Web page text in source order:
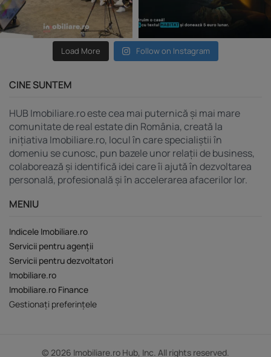
Load More Follow on Instagram
CINE SUNTEM
HUB Imobiliare.ro este cea mai puternică și mai mare
comunitate de real estate din România, creată la
inițiativa Imobiliare.ro, locul în care specialiștii în
domeniu se cunosc, pun bazele unor relații de business,
colaborează și identifică idei care îi ajută în dezvoltarea
personală, profesională și în accelerarea afacerilor lor.
MENIU
Indicele Imobiliare.ro
Servicii pentru agenții
Servicii pentru dezvoltatori
Imobiliare.ro
Imobiliare.ro Finance
Gestionați preferințele
© 2026 Imobiliare.ro Hub, Inc. All rights reserved.